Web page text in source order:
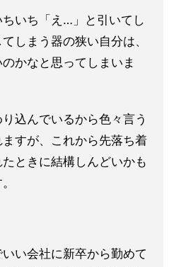
いち「え…」と引いてし
しまう器の狭い自分は、
かなと思ってしまいま
込んでいるから色々言う
ますが、これから先落ち着
ときに結構しんどいかも
い会社に新卒から勤めて